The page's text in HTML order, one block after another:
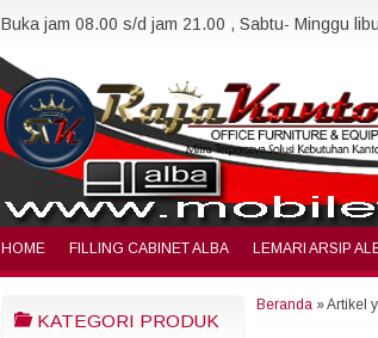
Buka jam 08.00 s/d jam 21.00 , Sabtu- Minggu
HOME FILLING CABINET ALBA LEMARI ARSIP
KATEGORI PRODUK
Beranda »Artikel